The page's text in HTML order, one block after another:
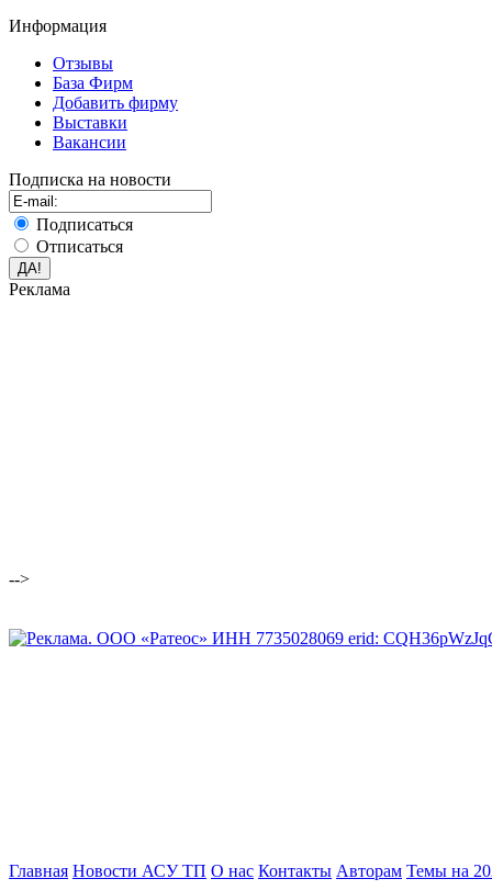
Информация
Отзывы
База Фирм
Добавить фирму
Выставки
Вакансии
Подписка на новости
Подписаться
Отписаться
Реклама
-->
Главная Новости АСУ ТП О нас Контакты Авторам Темы на